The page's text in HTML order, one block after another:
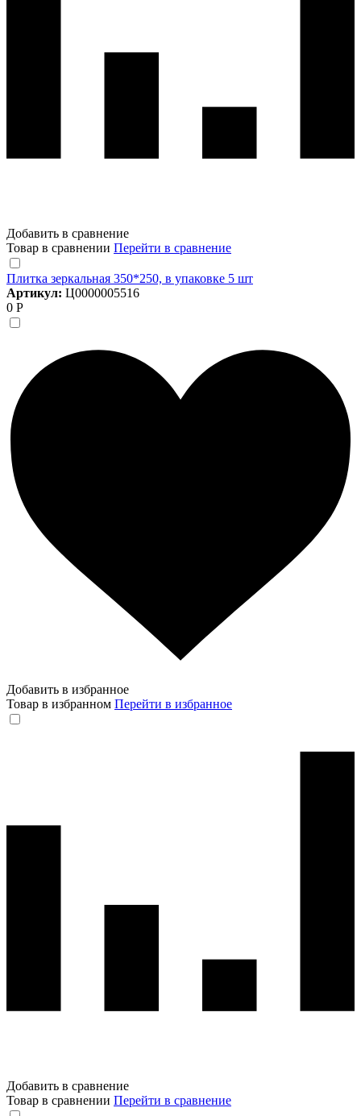
Добавить в сравнение
Товар в сравнении Перейти в сравнение
Плитка зеркальная 350*250, в упаковке 5 шт
Артикул: Ц0000005516
0 Р
Добавить в избранное
Товар в избранном Перейти в избранное
Добавить в сравнение
Товар в сравнении Перейти в сравнение